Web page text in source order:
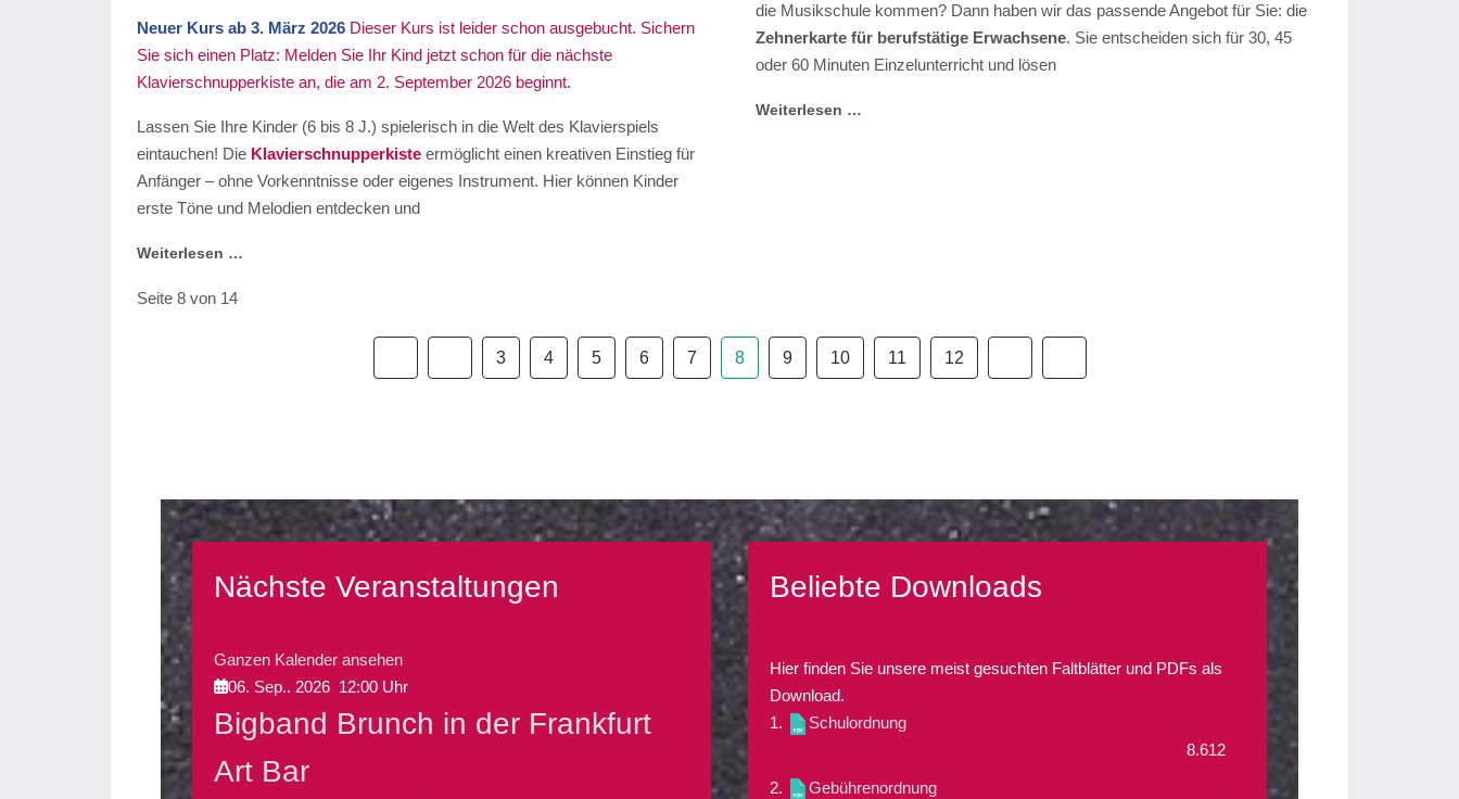
Neuer Kurs ab 3. März 2026 Dieser Kurs ist leider schon ausgebucht. Sichern
Sie sich einen Platz: Melden Sie Ihr Kind jetzt schon für die nächste
Klavierschnupperkiste an, die am 2. September 2026 beginnt.
Lassen Sie Ihre Kinder (6 bis 8 J.) spielerisch in die Welt des Klavierspiels
eintauchen! Die Klavierschnupperkiste ermöglicht einen kreativen Einstieg für
Anfänger – ohne Vorkenntnisse oder eigenes Instrument. Hier können Kinder
erste Töne und Melodien entdecken und
Weiterlesen …
die Musikschule kommen? Dann haben wir das passende Angebot für Sie: die
Zehnerkarte für berufstätige Erwachsene. Sie entscheiden sich für 30, 45
oder 60 Minuten Einzelunterricht und lösen
Weiterlesen …
Seite 8 von 14
3 4 5 6 7 8 9 10 11 12
Nächste Veranstaltungen
Ganzen Kalender ansehen
06. Sep.. 2026 12:00 Uhr
Bigband Brunch in der Frankfurt
Art Bar
Beliebte Downloads
Hier finden Sie unsere meist gesuchten Faltblätter und PDFs als
Download.
1.
Schulordnung
8.612
2.
Gebührenordnung